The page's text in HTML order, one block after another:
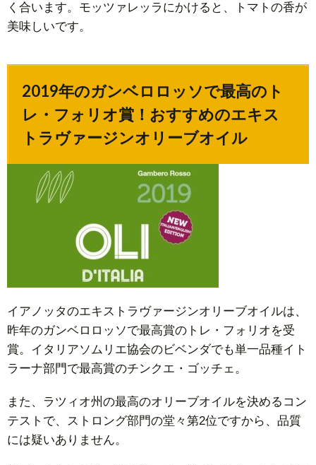
女
が
手
け
る
ス
ン
オ
リ
ー
オ
イ
ル
く合います。モッツァレッラにかけると、トマトの香が
美味しいです。
2019年のガンベロロッソで最高のト
レ・フォリオ賞！おすすめのエキス
トラヴァージンオリーブオイル
イアノッタのエキストラヴァージンオリーブオイルは、
昨年のガンベロロッソで最高賞のトレ・フォリオを受
賞。イタリアソムリエ協会のビベンダでも単一品種イト
ラーナ部門で最高賞のチンクエ・ゴッチェ。
また、ラツィオ州の最高のオリーブオイルを決めるコン
テストで、ストロング部門の堂々第2位ですから、品質
には疑いありません。